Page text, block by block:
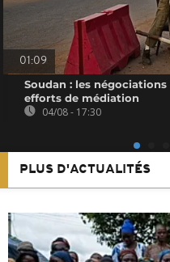
01:09
Soudan : les
efforts de médiation
04/08 - 17:30
PLUS D'ACTUALITÉS